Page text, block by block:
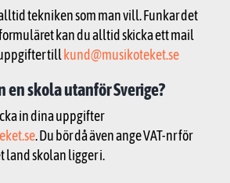
tekniken som man vill. Funkar det
kan du alltid skicka ett mail
tillkund@musikoteket.se
en skola utanför Sverige?
in dina uppgifter
. Du bör då även ange VAT-nr för
land skolan ligger i.